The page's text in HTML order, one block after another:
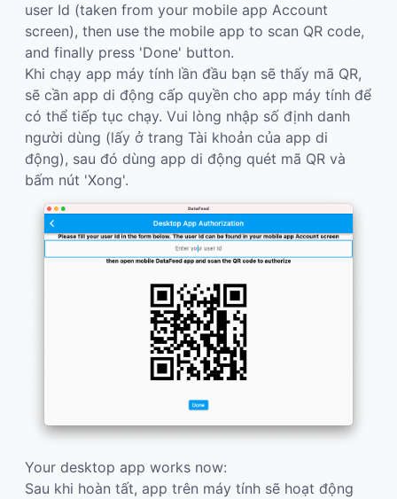
user Id (taken from your mobile app Account
screen), then use the mobile app to scan QR code,
and finally press 'Done' button.
Khi chạy app máy tính lần đầu bạn sẽ thấy mã QR,
sẽ cần app di động cấp quyền cho app máy tính để
có thể tiếp tục chạy. Vui lòng nhập số định danh
người dùng (lấy ở trang Tài khoản của app di
động), sau đó dùng app di động quét mã QR và
bấm nút 'Xong'.
Your desktop app works now:
Sau khi hoàn tất, app trên máy tính sẽ hoạt động